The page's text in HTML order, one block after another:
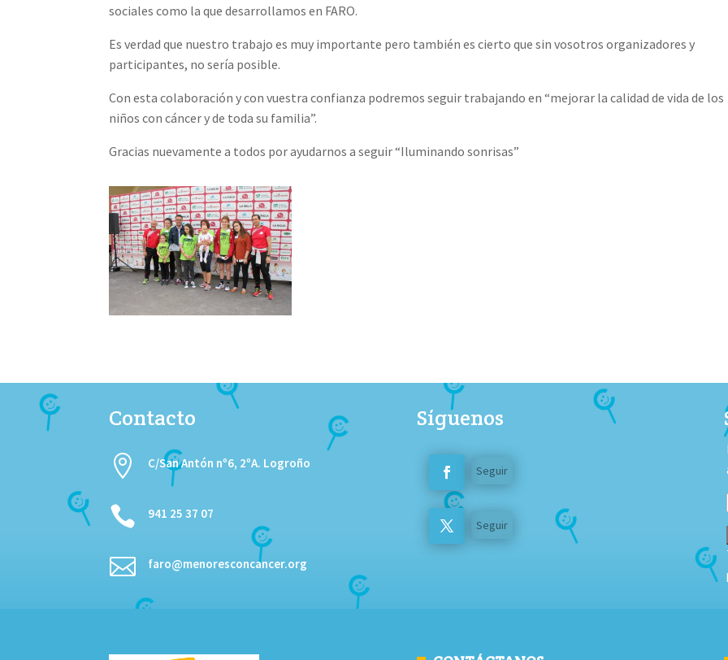
sociales como la que desarrollamos en FARO.
Es verdad que nuestro trabajo es muy importante pero también es cierto que sin vosotros organizadores y
participantes, no sería posible.
Con esta colaboración y con vuestra confianza podremos seguir trabajando en “mejorar la calidad de vida de los
niños con cáncer y de toda su familia”.
Gracias nuevamente a todos por ayudarnos a seguir “Iluminando sonrisas”
Contacto
 C/San Antón nº6, 2ºA. Logroño
 941 25 37 07
 faro@menoresconcancer.org
Síguenos
Seguir
Seguir